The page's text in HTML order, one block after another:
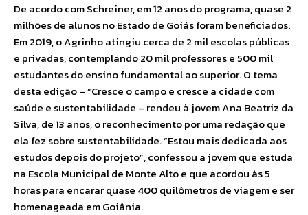
De acordo com Schreiner, em 12 anos do programa, quase 2
milhões de alunos no Estado de Goiás foram beneficiados.
Em 2019, o Agrinho atingiu cerca de 2 mil escolas públicas
e privadas, contemplando 20 mil professores e 500 mil
estudantes do ensino fundamental ao superior. O tema
desta edição – “Cresce o campo e cresce a cidade com
saúde e sustentabilidade – rendeu à jovem Ana Beatriz da
Silva, de 13 anos, o reconhecimento por uma redação que
ela fez sobre sustentabilidade. “Estou mais dedicada aos
estudos depois do projeto”, confessou a jovem que estuda
na Escola Municipal de Monte Alto e que acordou às 5
horas para encarar quase 400 quilômetros de viagem e ser
homenageada em Goiânia.